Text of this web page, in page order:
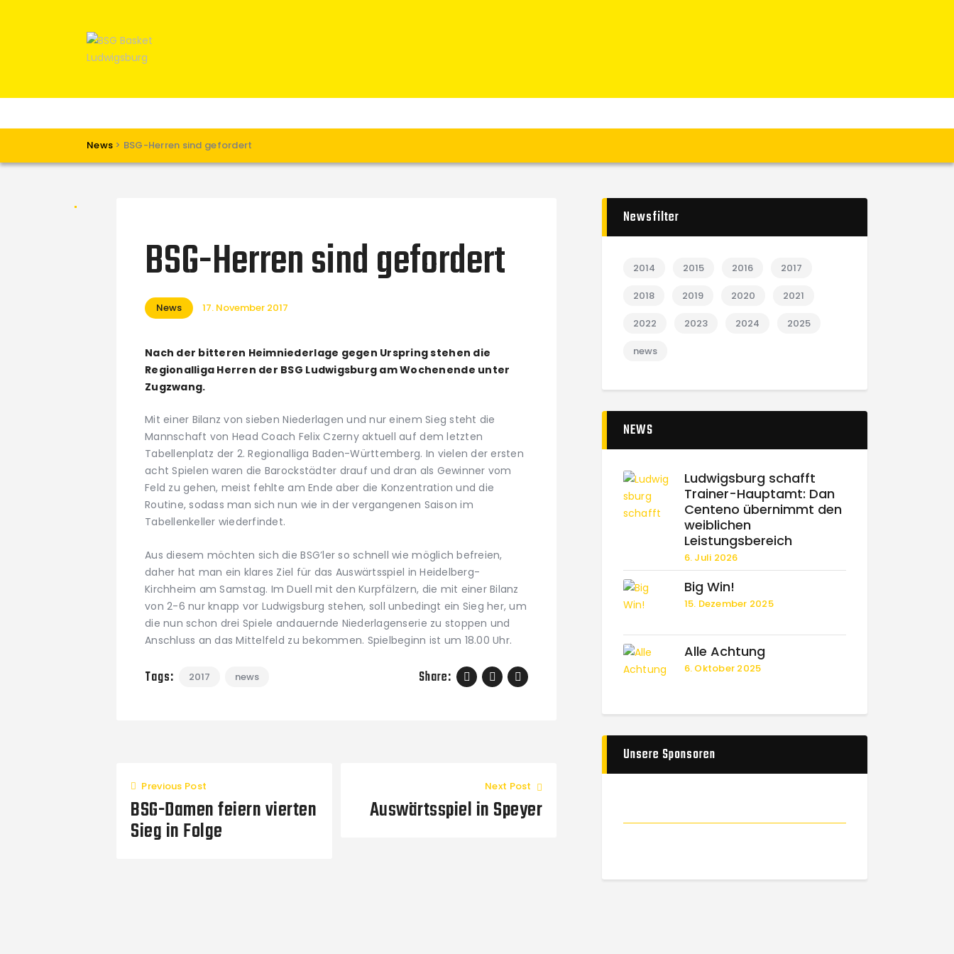
News > BSG-Herren sind gefordert
Spielbetrieb
BSG-Herren sind gefordert
News 17. November 2017
Nach der bitteren Heimniederlage gegen Urspring stehen die
Regionalliga Herren der BSG Ludwigsburg am Wochenende unter
Zugzwang.
Mit einer Bilanz von sieben Niederlagen und nur einem Sieg steht die
Mannschaft von Head Coach Felix Czerny aktuell auf dem letzten
Tabellenplatz der 2. Regionalliga Baden-Württemberg. In vielen der ersten
acht Spielen waren die Barockstädter drauf und dran als Gewinner vom
Feld zu gehen, meist fehlte am Ende aber die Konzentration und die
Routine, sodass man sich nun wie in der vergangenen Saison im
Tabellenkeller wiederfindet.
Aus diesem möchten sich die BSG’ler so schnell wie möglich befreien,
daher hat man ein klares Ziel für das Auswärtsspiel in Heidelberg-
Kirchheim am Samstag. Im Duell mit den Kurpfälzern, die mit einer Bilanz
von 2-6 nur knapp vor Ludwigsburg stehen, soll unbedingt ein Sieg her, um
die nun schon drei Spiele andauernde Niederlagenserie zu stoppen und
Anschluss an das Mittelfeld zu bekommen. Spielbeginn ist um 18.00 Uhr.
Tags: 2017 news Share:
Previous Post
BSG-Damen feiern vierten
Sieg in Folge
Next Post
Auswärtsspiel in Speyer
Newsfilter
2014 2015 2016 2017
2018 2019 2020 2021
2022 2023 2024 2025
news
NEWS
Ludwigsburg schafft
Trainer-Hauptamt: Dan
Centeno übernimmt den
weiblichen
Leistungsbereich
6. Juli 2026
Big Win!
15. Dezember 2025
Alle Achtung
6. Oktober 2025
Unsere Sponsoren